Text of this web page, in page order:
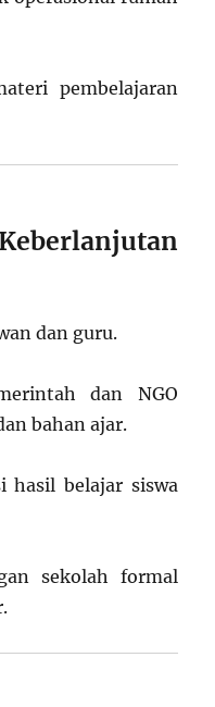
pembelajaran
dan guru.
dan NGO
bahan ajar.
hasil belajar siswa
sekolah formal